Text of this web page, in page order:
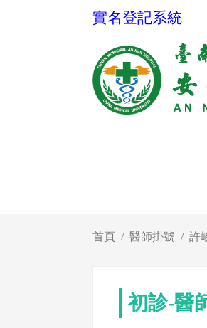
實名登記系統
首頁 醫師掛號 許
初診-醫